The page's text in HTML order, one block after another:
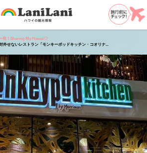
発！Sharing My Hawaii♡
外せないレストラン「モンキーポッドキッチン・コオリナ...